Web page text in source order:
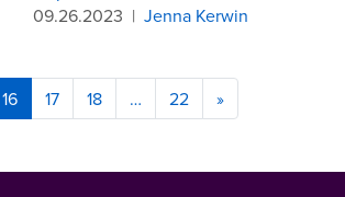
09.26.2023 | Jenna Kerwin
16 17 18 … 22 »